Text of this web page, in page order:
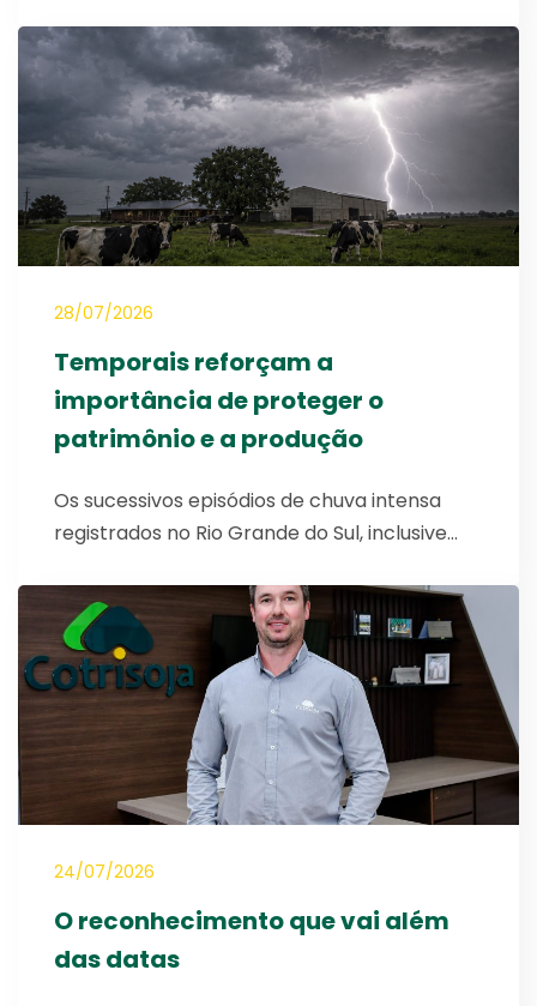
28/07/2026
Temporais reforçam a
importância de proteger o
patrimônio e a produção
Os sucessivos episódios de chuva intensa
registrados no Rio Grande do Sul, inclusive…
24/07/2026
O reconhecimento que vai além
das datas